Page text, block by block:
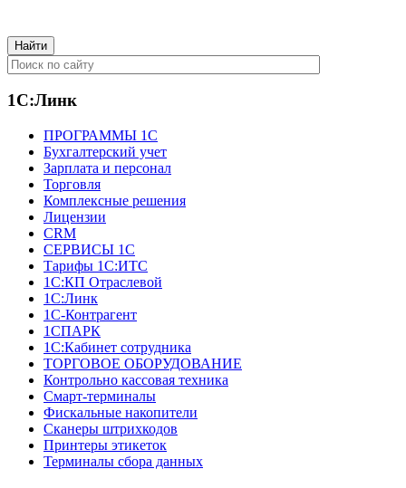
1С:Линк
ПРОГРАММЫ 1С
Бухгалтерский учет
Зарплата и персонал
Торговля
Комплексные решения
Лицензии
CRM
СЕРВИСЫ 1С
Тарифы 1С:ИТС
1С:КП Отраслевой
1С:Линк
1С-Контрагент
1СПАРК
1С:Кабинет сотрудника
ТОРГОВОЕ ОБОРУДОВАНИЕ
Контрольно кассовая техника
Смарт-терминалы
Фискальные накопители
Сканеры штрихкодов
Принтеры этикеток
Терминалы сбора данных